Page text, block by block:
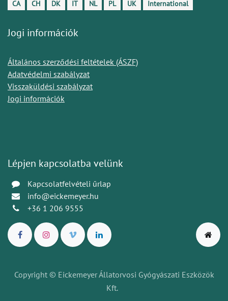
CA CH DK IT NL PL UK International
Jogi információk
Általános szerződési feltételek (ÁSZF)
Adatvédelmi szabályzat
Visszaküldési szabályzat
Jogi információk
Lépjen kapcsolatba velünk
Kapcsolatfelvételi űrlap
info@eickemeyer.hu
+36 1 206 9555
Copyright © Eickemeyer Állatorvosi Gyógyászati Eszközök
Kft.